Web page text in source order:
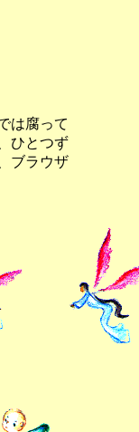
は腐って
ひとつず
ブラウザ